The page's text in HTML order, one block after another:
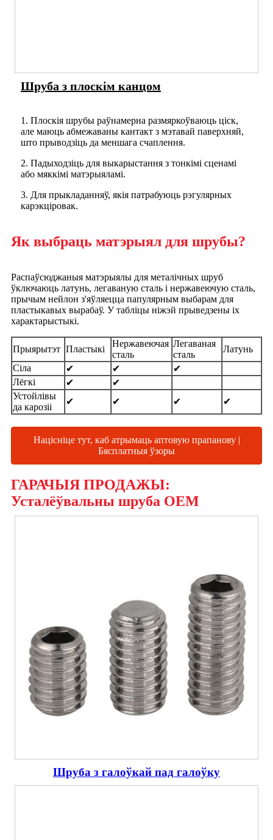
Шруба з плоскім канцом
1. Плоскія шрубы раўнамерна размяркоўваюць ціск,
але маюць абмежаваны кантакт з мэтавай паверхняй,
што прыводзіць да меншага счаплення.
2. Падыходзіць для выкарыстання з тонкімі сценамі
або мяккімі матэрыяламі.
3. Для прыкладанняў, якія патрабуюць рэгулярных
карэкціровак.
Як выбраць матэрыял для шрубы?
Распаўсюджаныя матэрыялы для металічных шруб
ўключаюць латунь, легаваную сталь і нержавеючую сталь,
прычым нейлон з'яўляецца папулярным выбарам для
пластыкавых вырабаў. У табліцы ніжэй прыведзены іх
характарыстыкі.
Прыярытэт Пластыкі
Нержавеючая
сталь
Легаваная
сталь
Латунь
Сіла
✔ ✔
✔
Лёгкі
✔
✔
Устойлівы
да карозіі
✔ ✔ ✔ ✔
Націсніце тут, каб атрымаць аптовую прапанову |
Бясплатныя ўзоры
ГАРАЧЫЯ ПРОДАЖЫ:
Усталёўвальны шруба OEM
Шруба з галоўкай пад галоўку